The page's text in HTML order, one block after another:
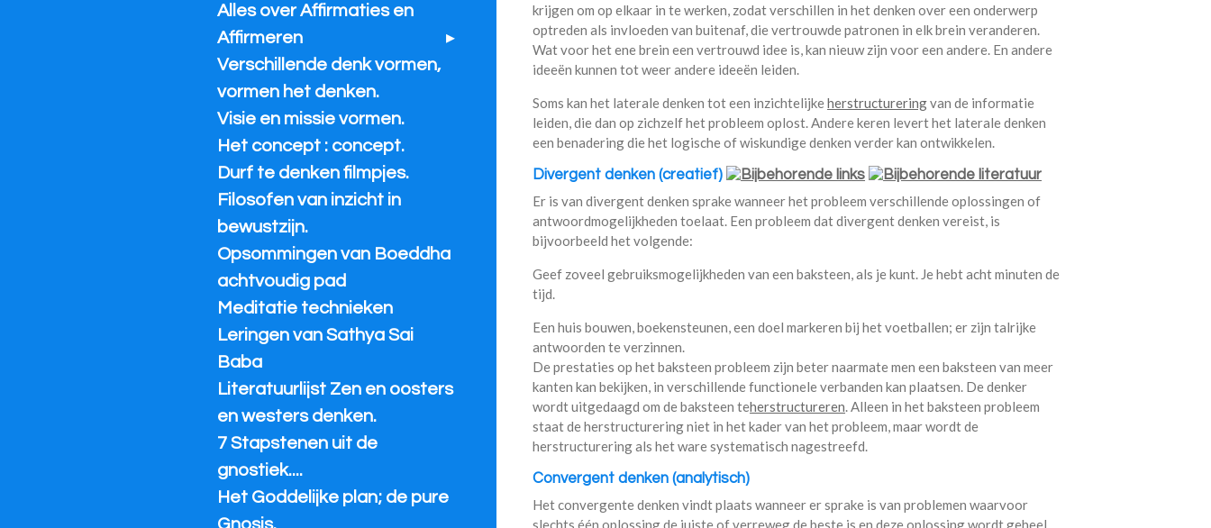
krijgen om op elkaar in te werken, zodat verschillen in het denken over een onderwerp
optreden als invloeden van buitenaf, die vertrouwde patronen in elk brein veranderen.
Wat voor het ene brein een vertrouwd idee is, kan nieuw zijn voor een andere. En andere
ideeën kunnen tot weer andere ideeën leiden.
Soms kan het laterale denken tot een inzichtelijkeherstructureringvan de informatie
leiden, die dan op zichzelf het probleem oplost. Andere keren levert het laterale denken
een benadering die het logische of wiskundige denken verder kan ontwikkelen.
Divergent denken (creatief)
Er is van divergent denken sprake wanneer het probleem verschillende oplossingen of
antwoordmogelijkheden toelaat. Een probleem dat divergent denken vereist, is
bijvoorbeeld het volgende:
Geef zoveel gebruiksmogelijkheden van een baksteen, als je kunt. Je hebt acht minuten de
tijd.
Een huis bouwen, boekensteunen, een doel markeren bij het voetballen; er zijn talrijke
antwoorden te verzinnen.
De prestaties op het baksteen probleem zijn beter naarmate men een baksteen van meer
kanten kan bekijken, in verschillende functionele verbanden kan plaatsen. De denker
wordt uitgedaagd om de baksteen teherstructureren . Alleen in het baksteen probleem
staat de herstructurering niet in het kader van het probleem, maar wordt de
herstructurering als het ware systematisch nagestreefd.
Convergent denken (analytisch)
Het convergente denken vindt plaats wanneer er sprake is van problemen waarvoor
slechts één oplossing de juiste of verreweg de beste is en deze oplossing wordt geheel
Alles over Affirmaties en
Affirmeren
Verschillende denk vormen,
vormen het denken.
Visie en missie vormen.
Het concept : concept.
Durf te denken filmpjes.
Filosofen van inzicht in
bewustzijn.
Opsommingen van Boeddha
achtvoudig pad
Meditatie technieken
Leringen van Sathya Sai
Baba
Literatuurlijst Zen en oosters
en westers denken.
7 Stapstenen uit de
gnostiek....
Het Goddelijke plan; de pure
Gnosis.